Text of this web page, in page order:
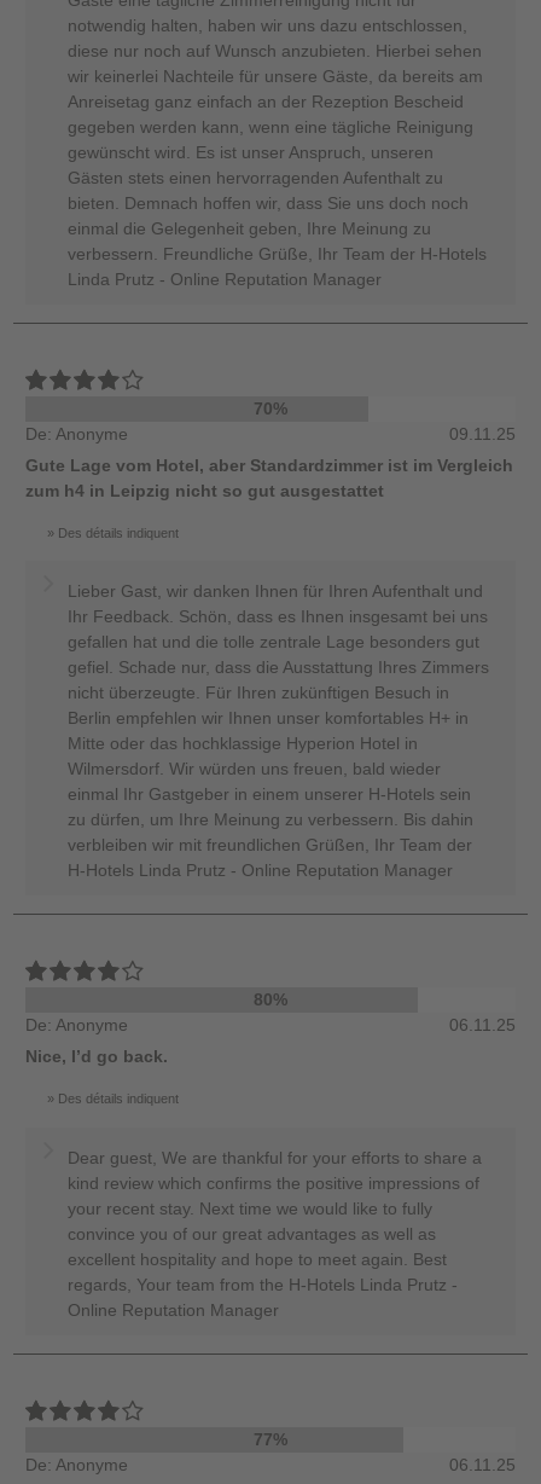
notwendig halten, haben wir uns dazu entschlossen,
diese nur noch auf Wunsch anzubieten. Hierbei sehen
wir keinerlei Nachteile für unsere Gäste, da bereits am
Anreisetag ganz einfach an der Rezeption Bescheid
gegeben werden kann, wenn eine tägliche Reinigung
gewünscht wird. Es ist unser Anspruch, unseren
Gästen stets einen hervorragenden Aufenthalt zu
bieten. Demnach hoffen wir, dass Sie uns doch noch
einmal die Gelegenheit geben, Ihre Meinung zu
verbessern. Freundliche Grüße, Ihr Team der H-Hotels
Linda Prutz - Online Reputation Manager
70%
De: Anonyme
09.11.25
Gute Lage vom Hotel, aber Standardzimmer ist im Vergleich
zum h4 in Leipzig nicht so gut ausgestattet
Des détails indiquent
Lieber Gast, wir danken Ihnen für Ihren Aufenthalt und
Ihr Feedback. Schön, dass es Ihnen insgesamt bei uns
gefallen hat und die tolle zentrale Lage besonders gut
gefiel. Schade nur, dass die Ausstattung Ihres Zimmers
nicht überzeugte. Für Ihren zukünftigen Besuch in
Berlin empfehlen wir Ihnen unser komfortables H+ in
Mitte oder das hochklassige Hyperion Hotel in
Wilmersdorf. Wir würden uns freuen, bald wieder
einmal Ihr Gastgeber in einem unserer H-Hotels sein
zu dürfen, um Ihre Meinung zu verbessern. Bis dahin
verbleiben wir mit freundlichen Grüßen, Ihr Team der
H-Hotels Linda Prutz - Online Reputation Manager
80%
De: Anonyme
06.11.25
Nice, I’d go back.
Des détails indiquent
Dear guest, We are thankful for your efforts to share a
kind review which confirms the positive impressions of
your recent stay. Next time we would like to fully
convince you of our great advantages as well as
excellent hospitality and hope to meet again. Best
regards, Your team from the H-Hotels Linda Prutz -
Online Reputation Manager
77%
De: Anonyme
06.11.25